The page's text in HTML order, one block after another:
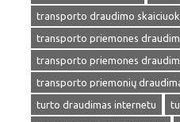
transporto draudimo
transporto priemones
transporto priemones
transporto priemonių
turto draudimas internetu